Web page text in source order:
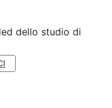
dello studio di